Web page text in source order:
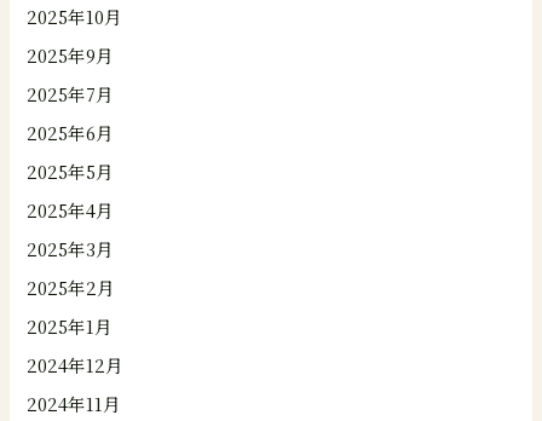
2025年10月
2025年9月
2025年7月
2025年6月
2025年5月
2025年4月
2025年3月
2025年2月
2025年1月
2024年12月
2024年11月